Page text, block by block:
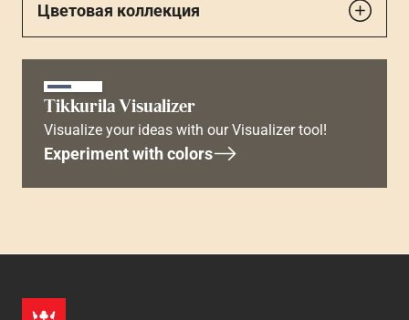
Цветовая коллекция
Tikkurila Visualizer
Visualize your ideas with our Visualizer tool!
Experiment with colors